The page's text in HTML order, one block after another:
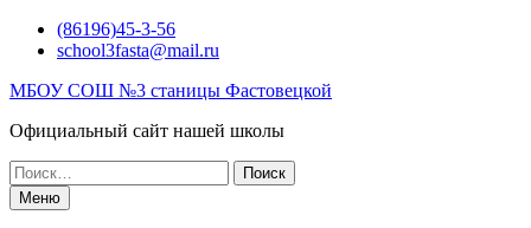
Перейти(86196)45-3-56
school3fasta@mail.ru
МБОУ СОШ №3 станицы Фастовецкой
Официальный сайт нашей школы
Поиск
по:Меню